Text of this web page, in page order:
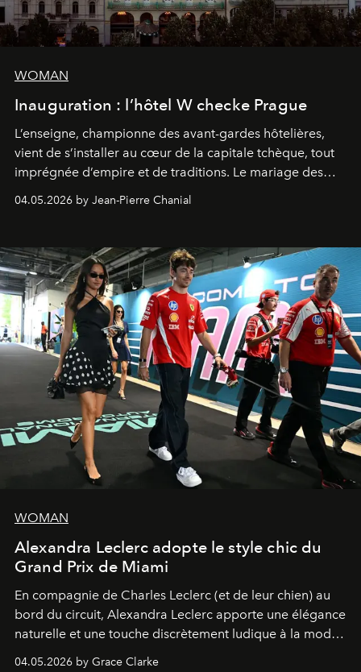
WOMAN
Inauguration : l’hôtel W checke Prague
L’enseigne, championne des avant-gardes hôtelières,
vient de s’installer au cœur de la capitale tchèque, tout
imprégnée d’empire et de traditions. Le mariage des
04.05.2026 by Jean-Pierre Chanial
WOMAN
Alexandra Leclerc adopte le style chic du
Grand Prix de Miami
En compagnie de Charles Leclerc (et de leur chien) au
bord du circuit, Alexandra Leclerc apporte une élégance
naturelle et une touche discrètement ludique à la mode
04.05.2026 by Grace Clarke